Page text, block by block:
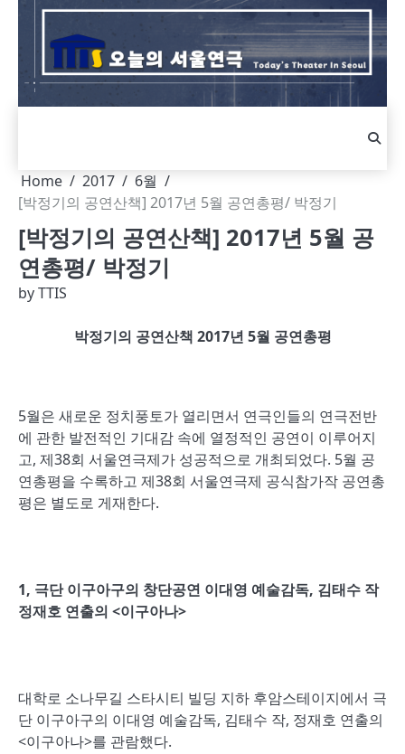
Skip
content
Home 2017
6월
[박정기의 공연산책] 2017년 5월 공연총평/ 박정기
[박정기의 공연산책] 2017년 5월 공
연총평/ 박정기
byTTIS
박정기의 공연산책 2017년 5월 공연총평
5월은 새로운 정치풍토가 열리면서 연극인들의 연극전반
에 관한 발전적인 기대감 속에 열정적인 공연이 이루어지
고, 제38회 서울연극제가 성공적으로 개최되었다. 5월 공
연총평을 수록하고 제38회 서울연극제 공식참가작 공연총
평은 별도로 게재한다.
1, 극단 이구아구의 창단공연 이대영 예술감독, 김태수 작
정재호 연출의 <이구아나>
대학로 소나무길 스타시티 빌딩 지하 후암스테이지에서 극
단 이구아구의 이대영 예술감독, 김태수 작, 정재호 연출의
<이구아나>를 관람했다.